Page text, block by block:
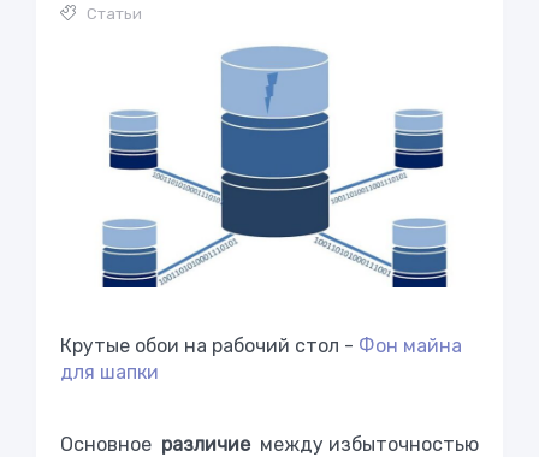
Статьи
Крутые обои на рабочий стол - Фон майна
для шапки
Основное различиемежду избыточностью